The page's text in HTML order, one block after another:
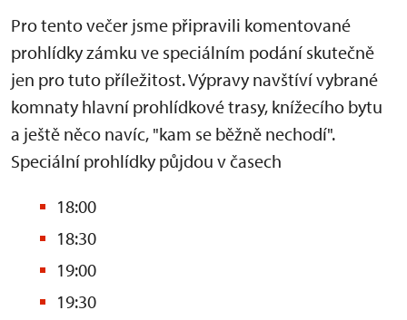
Pro tento večer jsme připravili komentované
prohlídky zámku ve speciálním podání skutečně
jen pro tuto příležitost. Výpravy navštíví vybrané
komnaty hlavní prohlídkové trasy, knížecího bytu
a ještě něco navíc, "kam se běžně nechodí".
Speciální prohlídky půjdou v časech
18:00
18:30
19:00
19:30